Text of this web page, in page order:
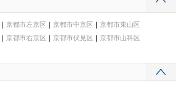
京都市左京区 京都市中京区
京都市東山区
京都市右京区 京都市伏見区
京都市山科区